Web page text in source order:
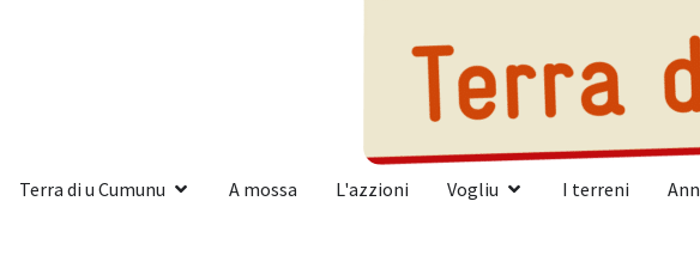
Terra di u Cumunu A mossa L'azzioni Vogliu I terreni